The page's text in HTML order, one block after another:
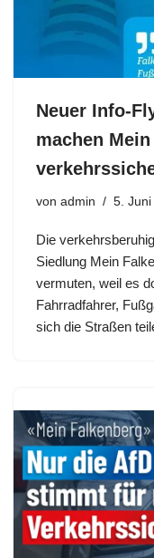
Neuer Info-
machen
von admin 5.
Die
Siedlung Mein
vermuten, weil es
Fahrradfahrer,
sich die Straßen